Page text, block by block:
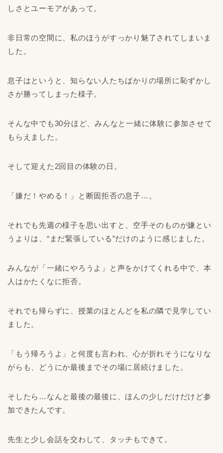
しさとユーモアがあって。
非日常の空間に、私のほうがすっかり魅了されてしまいま
した。
息子はというと、知らない人たちばかりの場所に恥ずかし
さが勝ってしまった様子。
そんな中でも30分ほど、みんなと一緒に体験に参加させて
もらえました。
そして迎えた2回目の体験の日。
「嫌だ！やめる！」と断固拒否の息子…。
それでも先週の様子を思い出すと、空手そのものが嫌とい
うよりは、“まだ緊張している”だけのように感じました。
みんなが「一緒にやろうよ」と声をかけてくれる中で、本
人はかたくなに拒否。
それでも帰らずに、授業のほとんどを私の隣で見学してい
ました。
「もう帰ろうよ」と何度も言われ、心が折れそうになりな
がらも、どうにか最後までその場に居続けました。
そしたら…なんと最後の最後に、ほんの少しだけだけど参
加できたんです。
先生と少し会話を交わして、タッチもできて。